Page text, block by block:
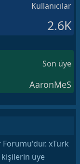
Kullanıcılar
2.6K
Son üye
AaronMeS
xTurk
kişilerin üye